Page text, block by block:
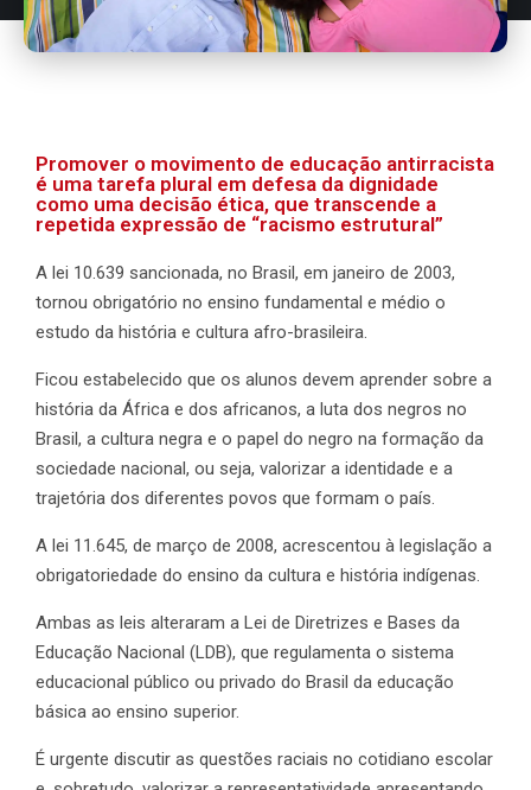
Promover o movimento de educação antirracista
é uma tarefa plural em defesa da dignidade
como uma decisão ética, que transcende a
repetida expressão de “racismo estrutural”
A lei 10.639 sancionada, no Brasil, em janeiro de 2003,
tornou obrigatório no ensino fundamental e médio o
estudo da história e cultura afro-brasileira.
Ficou estabelecido que os alunos devem aprender sobre a
história da África e dos africanos, a luta dos negros no
Brasil, a cultura negra e o papel do negro na formação da
sociedade nacional, ou seja, valorizar a identidade e a
trajetória dos diferentes povos que formam o país.
A lei 11.645, de março de 2008, acrescentou à legislação a
obrigatoriedade do ensino da cultura e história indígenas.
Ambas as leis alteraram a Lei de Diretrizes e Bases da
Educação Nacional (LDB), que regulamenta o sistema
educacional público ou privado do Brasil da educação
básica ao ensino superior.
É urgente discutir as questões raciais no cotidiano escolar